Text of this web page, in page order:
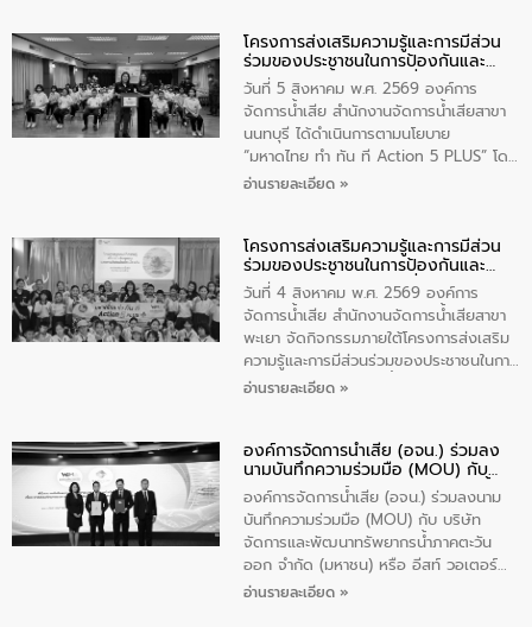
วัดสิงห์ จังหวัดชัยนาท โดยมีนายแสงชัย
สุขชื่น นายกเทศมนตรีตำบลวัดสิงห์ คณะผู้
บริหารเทศบาลตำบลวัดสิงห์ ผู้นำชุมชน และ
ประชาชนในพื้นที่เทศบาลตำบลวัดสิงก์ที่มี
ส่วนได้ส่วนเสียในโครงก่อสร้างศูนย์บริหาร
จัดการคุณภาพน้ำเทศบาลตำบลวัดสิงห์
จังหวัดชัยนาท ให้การต้อนรับ
โครงการส่งเสริมความรู้และการมีส่วน
ร่วมของประชาชนในการป้องกันและ
แก้ไขปัญหาน้ำเสียอย่างยั่งยืน
วันที่ 5 สิงหาคม พ.ศ. 2569 องค์การ
จัดการน้ำเสีย สำนักงานจัดการน้ำเสียสาขา
นนทบุรี ได้ดำเนินการตามนโยบาย
“มหาดไทย ทำ ทัน ที Action 5 PLUS” โดย
จัดโครงการส่งเสริมความรู้และการมีส่วน
“ชุมชนร่วมใจ น้ำใสยั่งยืน” ได้บรรยายให้
ความรู้เกี่ยวกับการจัดการน้ำเสียและการใช้
ถังดักไขมันให้แก่นักเรียนโรงเรียนวัดบ่อ
(นันทวิทยา) เทศบาลนครปากเกร็ด อำเภอ
ปากเกร็ด จังหวัดนนทบุรี จำนวน 30 คน
อ่านรายละเอียด »
โครงการส่งเสริมความรู้และการมีส่วน
ร่วมของประชาชนในการป้องกันและ
แก้ไขปัญหาน้ำเสียอย่างยั่งยืน
วันที่ 4 สิงหาคม พ.ศ. 2569 องค์การ
จัดการน้ำเสีย สำนักงานจัดการน้ำเสียสาขา
พะเยา จัดกิจกรรมภายใต้โครงการส่งเสริม
ความรู้และการมีส่วนร่วมของประชาชนในการ
ป้องกันและแก้ไขปัญหาน้ำเสียอย่างยั่งยืน
ชุมชนและการบำบัดน้ำเสียเบื้องต้น ให้กับ
นักเรียนชั้นประถมศึกษาปีที่ 5 โรงเรียน
เทศบาล 1 (พะเยาประชานุกูล) จำนวน 30
คน
อ่านรายละเอียด »
องค์การจัดการน้ำเสีย (อจน.) ร่วมลง
นามบันทึกความร่วมมือ (MOU) กับ
บริษัท จัดการและพัฒนาทรัพยากรน้ำ
ภาคตะวันออก จำกัด (มหาชน) หรือ อีส
ท์ วอเตอร์
องค์การจัดการน้ำเสีย (อจน.) ร่วมลงนาม
บันทึกความร่วมมือ (MOU) กับ บริษัท
จัดการและพัฒนาทรัพยากรน้ำภาคตะวัน
ออก จำกัด (มหาชน) หรือ อีสท์ วอเตอร์
เมื่อวันอังคารที่ 4 สิงหาคม 2569 ณ ห้อง
อ่านรายละเอียด »